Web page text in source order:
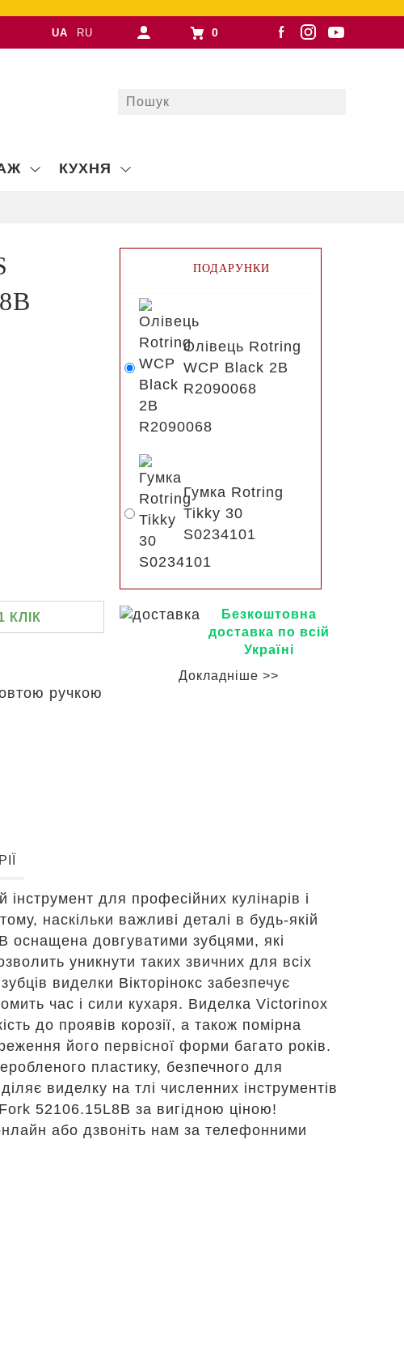
UA RU 0
КУХНЯ
КЛІК
ручкою
ПОДАРУНКИ
Олівець Rotring
WCP Black 2B
R2090068
Гумка Rotring
Tikky 30
S0234101
Безкоштовна
доставка по всій
Україні
Докладніше >>
для професійних кулінарів і
наскільки важливі деталі в будь-якій
оснащена довгуватими зубцями, які
уникнути таких звичних для всіх
виделки Вікторінокс забезпечує
час і сили кухаря. Виделка Victorinox
до проявів корозії, а також помірна
його первісної форми багато років.
пластику, безпечного для
виделку на тлі численних інструментів
52106.15L8B за вигідною ціною!
або дзвоніть нам за телефонними